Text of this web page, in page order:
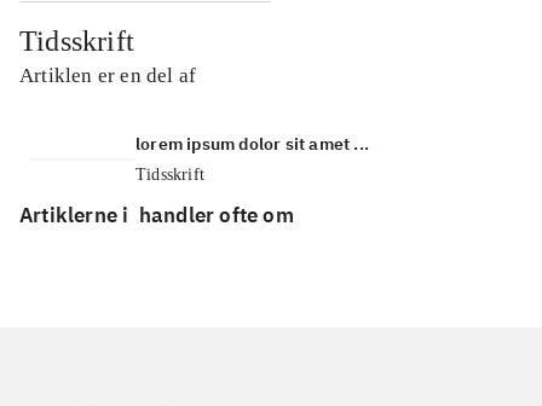
Tidsskrift
Artiklen er en del af
lorem ipsum dolor sit amet ...
Tidsskrift
Artiklerne i handler ofte om